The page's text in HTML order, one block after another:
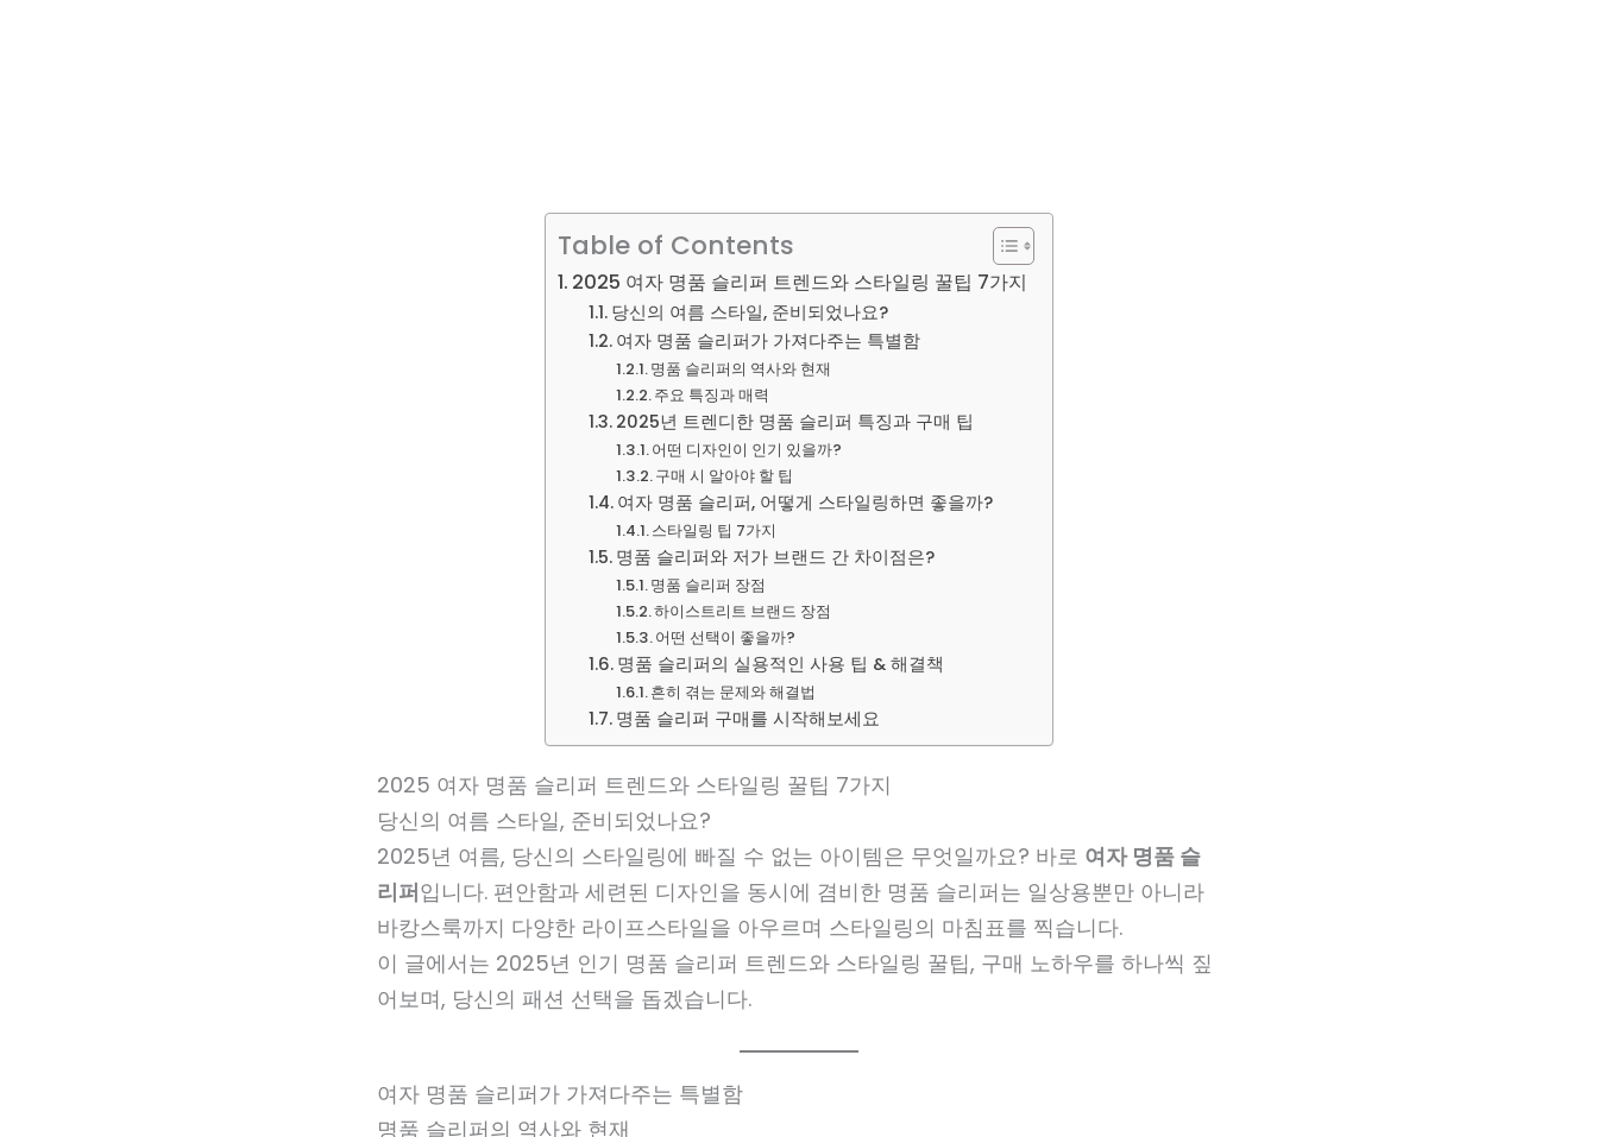
Table of Contents
2025 여자 명품 슬리퍼 트렌드와 스타일링 꿀팁 7가지
당신의 여름 스타일, 준비되었나요?
여자 명품 슬리퍼가 가져다주는 특별함
명품 슬리퍼의 역사와 현재
주요 특징과 매력
2025년 트렌디한 명품 슬리퍼 특징과 구매 팁
어떤 디자인이 인기 있을까?
구매 시 알아야 할 팁
여자 명품 슬리퍼, 어떻게 스타일링하면 좋을까?
스타일링 팁 7가지
명품 슬리퍼와 저가 브랜드 간 차이점은?
명품 슬리퍼 장점
하이스트리트 브랜드 장점
어떤 선택이 좋을까?
명품 슬리퍼의 실용적인 사용 팁 & 해결책
흔히 겪는 문제와 해결법
명품 슬리퍼 구매를 시작해보세요
2025 여자 명품 슬리퍼 트렌드와 스타일링 꿀팁 7가지
당신의 여름 스타일, 준비되었나요?
2025년 여름, 당신의 스타일링에 빠질 수 없는 아이템은 무엇일까요? 바로 여자 명품 슬
리퍼입니다. 편안함과 세련된 디자인을 동시에 겸비한 명품 슬리퍼는 일상용뿐만 아니라
바캉스룩까지 다양한 라이프스타일을 아우르며 스타일링의 마침표를 찍습니다.
이 글에서는 2025년 인기 명품 슬리퍼 트렌드와 스타일링 꿀팁, 구매 노하우를 하나씩 짚
어보며, 당신의 패션 선택을 돕겠습니다.
여자 명품 슬리퍼가 가져다주는 특별함
명품 슬리퍼의 역사와 현재